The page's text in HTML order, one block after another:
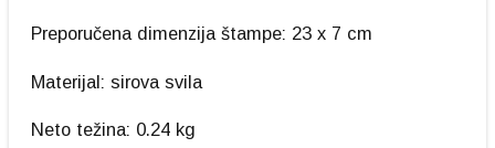
Preporučena dimenzija štampe: 23 x 7 cm
Materijal: sirova svila
Neto težina: 0.24 kg